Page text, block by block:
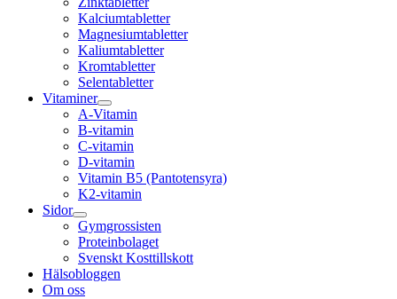
Kalciumtabletter
Magnesiumtabletter
Kaliumtabletter
Kromtabletter
Selentabletter
Vitaminer
A-Vitamin
B-vitamin
C-vitamin
D-vitamin
Vitamin B5 (Pantotensyra)
K2-vitamin
Sidor
Gymgrossisten
Proteinbolaget
Svenskt Kosttillskott
Hälsobloggen
Om oss